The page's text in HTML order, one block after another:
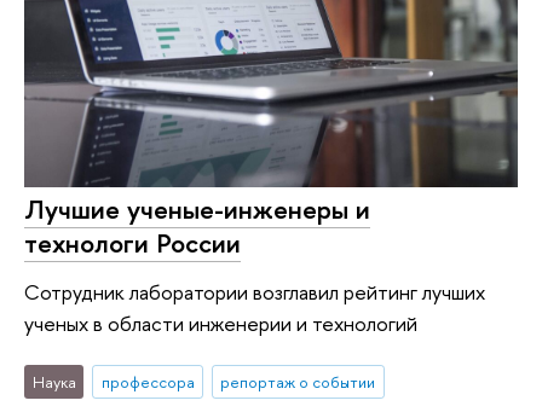
Лучшие ученые-инженеры и
технологи России
Сотрудник лаборатории возглавил рейтинг лучших
ученых в области инженерии и технологий
Наука профессора репортаж о событии